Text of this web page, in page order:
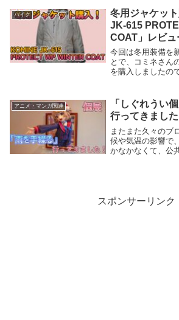
ていますので、ぜ
ければと思い...
バイク
冬用ジャケッ
JK-615
COAT」レビュ
今回は冬用装備を
とで、コミネさん
を購入しましたの
ルも有り、色々と
緯についても...
アニメ・マンガ関連
「しぐれうい
行ってきました
またまた久々のブ
候や気温の影響で
かなかなくて、公
スポンサーリンク